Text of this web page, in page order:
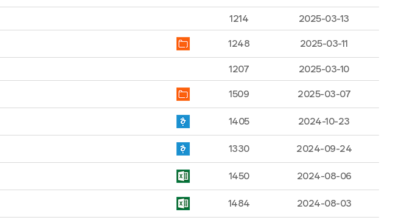
1214 2025-03-13
1248 2025-03-11
1207 2025-03-10
1509 2025-03-07
1405 2024-10-23
1330 2024-09-24
1450 2024-08-06
1484 2024-08-03